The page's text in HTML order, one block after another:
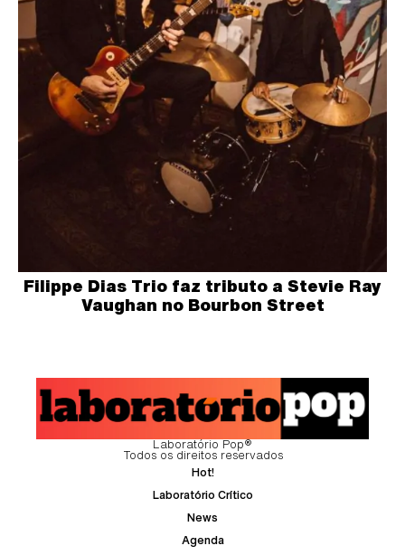
Filippe Dias Trio faz tributo a Stevie Ray
Vaughan no Bourbon Street
Laboratório Pop®
Todos os direitos reservados
Hot!
Laboratório Crítico
News
Agenda